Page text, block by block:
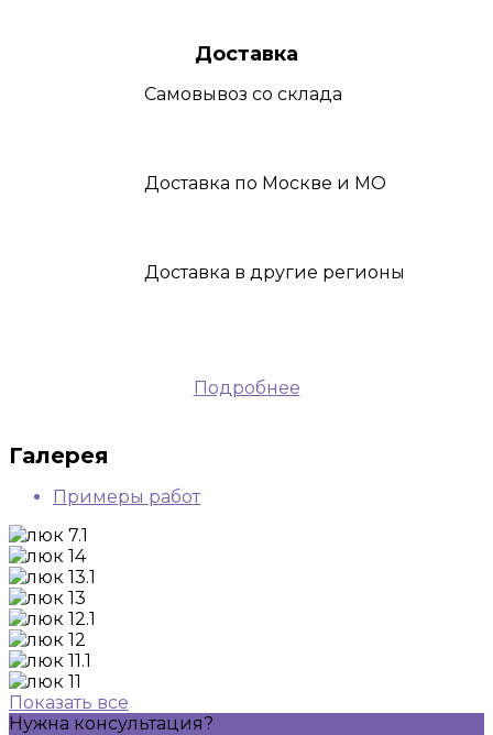
Доставка
Самовывоз со склада
Доставка по Москве и МО
Доставка в другие регионы
Подробнее
Галерея
Примеры работ
Показать все
Нужна консультация?